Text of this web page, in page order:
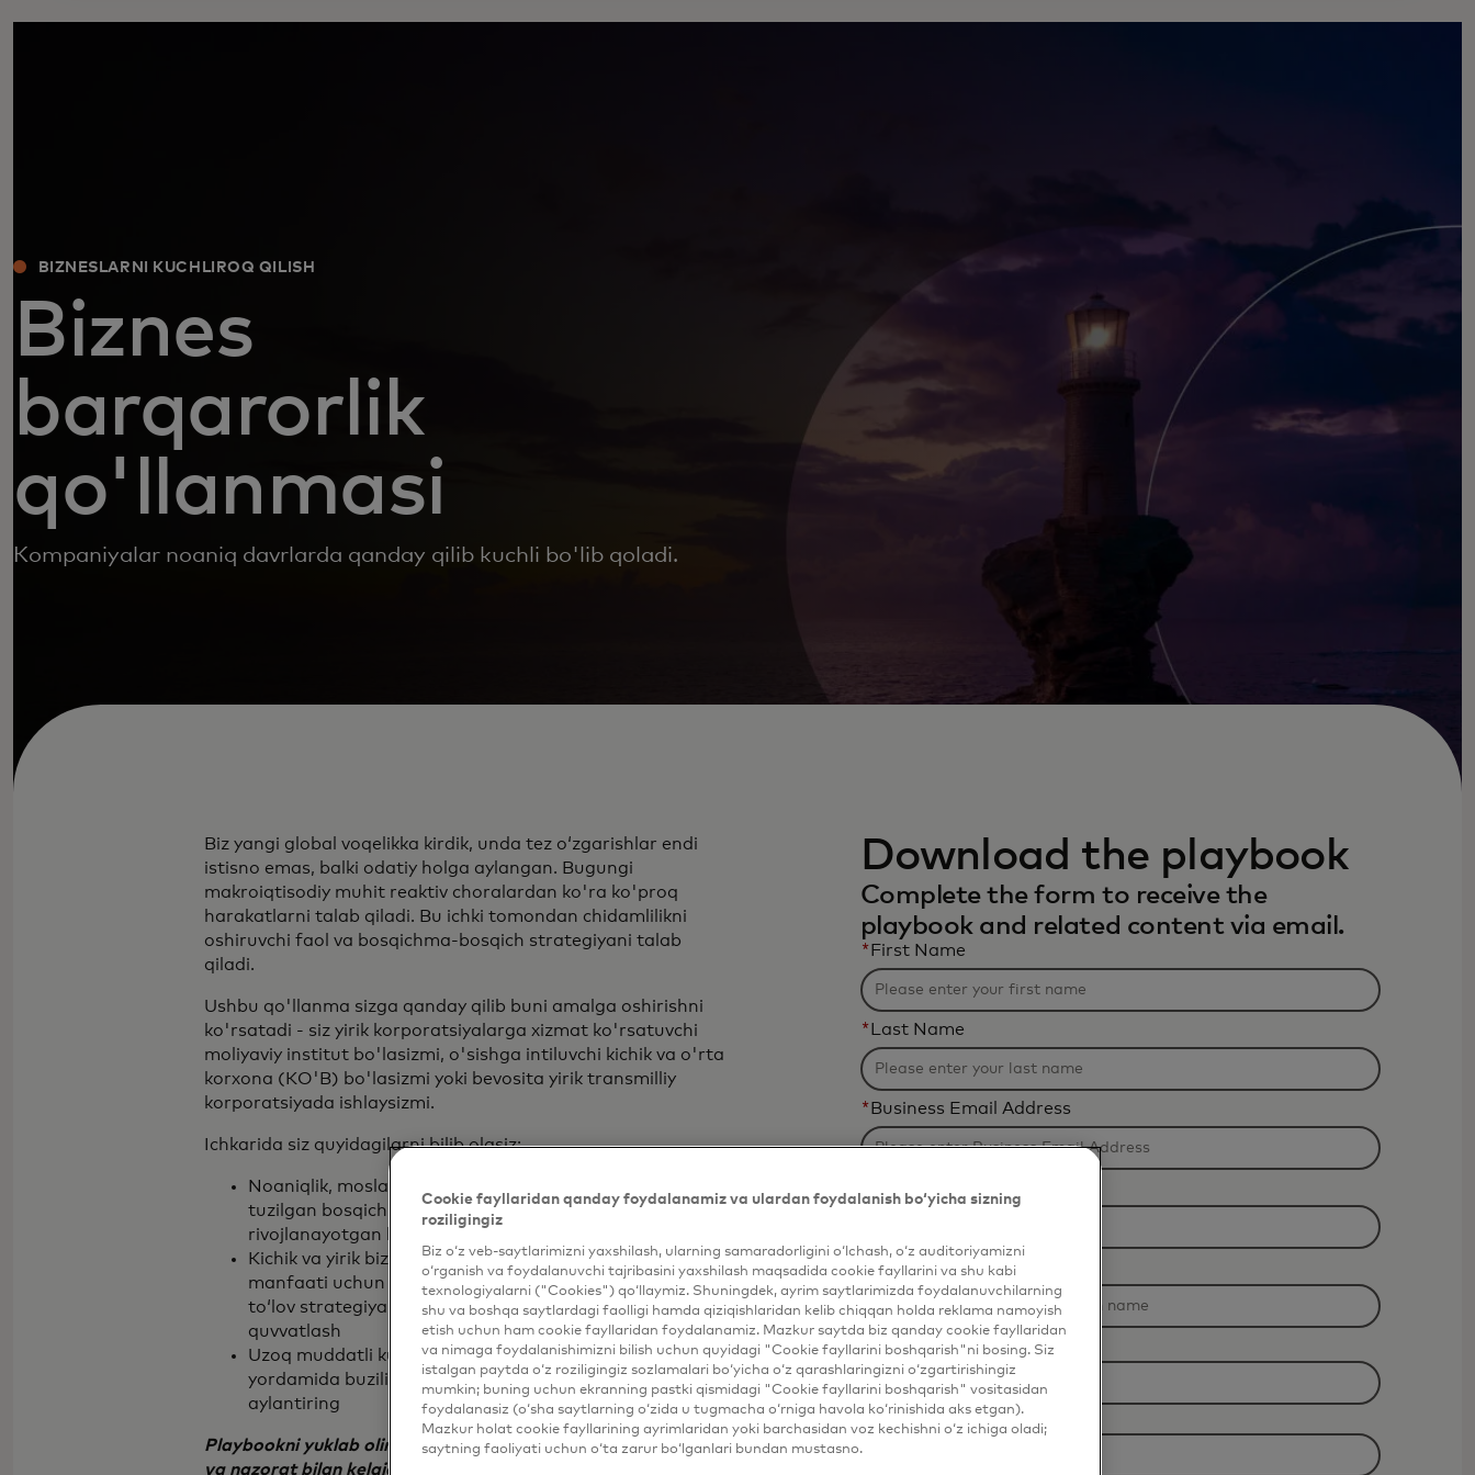
BIZNESLARNI KUCHLIROQ QILISH
Biznes
barqarorlik
qo'llanmasi
Kompaniyalar noaniq davrlarda qanday qilib kuchli bo'lib qoladi.
Biz yangi global voqelikka kirdik, unda tez o‘zgarishlar endi
istisno emas, balki odatiy holga aylangan. Bugungi
makroiqtisodiy muhit reaktiv choralardan ko'ra ko'proq
harakatlarni talab qiladi. Bu ichki tomondan chidamlilikni
oshiruvchi faol va bosqichma-bosqich strategiyani talab
qiladi.
Ushbu qo'llanma sizga qanday qilib buni amalga oshirishni
ko'rsatadi - siz yirik korporatsiyalarga xizmat ko'rsatuvchi
moliyaviy institut bo'lasizmi, o'sishga intiluvchi kichik va o'rta
korxona (KO'B) bo'lasizmi yoki bevosita yirik transmilliy
korporatsiyada ishlaysizmi.
Ichkarida siz quyidagilarni bilib olasiz:
Noaniqlik, moslashish va evolyutsiya vaqtlari uchun
tuzilgan bosqichma-bosqich strategiya bilan
rivojlanayotgan bozor dinamikasini boshqaring
Kichik va yirik biznesni bozorning barcha ishtirokchilari
manfaati uchun moliyalashtirish, ta’minot zanjiri va
to‘lov strategiyalarini qayta ko‘rib chiqishda qo‘llab-
quvvatlash
Uzoq muddatli kuch va chaqqonlik uchun yo'l xaritasi
yordamida buzilishlarni qayta ixtiro qilish haydovchisiga
aylantiring
Playbookni yuklab oling va biznesingizni ravshanlik, ishonch
va nazorat bilan kelajakda himoya qilishni o'rganing.
Download the playbook
Complete the form to receive the
playbook and related content via email.
*First Name
*Last Name
*Business Email Address
*Organization Name
*Industry
Filtering
will
be
Country
Cookie fayllaridan qanday foydalanamiz va ulardan foydalanish bo‘yicha sizning
roziligingiz
Biz o‘z veb-saytlarimizni yaxshilash, ularning samaradorligini o‘lchash, o‘z auditoriyamizni
o‘rganish va foydalanuvchi tajribasini yaxshilash maqsadida cookie fayllarini va shu kabi
texnologiyalarni ("Cookies") qo‘llaymiz. Shuningdek, ayrim saytlarimizda foydalanuvchilarning
shu va boshqa saytlardagi faolligi hamda qiziqishlaridan kelib chiqqan holda reklama namoyish
etish uchun ham cookie fayllaridan foydalanamiz. Mazkur saytda biz qanday cookie fayllaridan
va nimaga foydalanishimizni bilish uchun quyidagi "Cookie fayllarini boshqarish"ni bosing. Siz
istalgan paytda o‘z roziligingiz sozlamalari bo‘yicha o‘z qarashlaringizni o‘zgartirishingiz
mumkin; buning uchun ekranning pastki qismidagi "Cookie fayllarini boshqarish" vositasidan
foydalanasiz (o‘sha saytlarning o‘zida u tugmacha o‘rniga havola ko‘rinishida aks etgan).
Mazkur holat cookie fayllarining ayrimlaridan yoki barchasidan voz kechishni o‘z ichiga oladi;
saytning faoliyati uchun o‘ta zarur bo‘lganlari bundan mustasno.